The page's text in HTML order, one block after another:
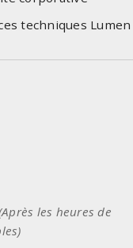
techniques Lumen
les heures de